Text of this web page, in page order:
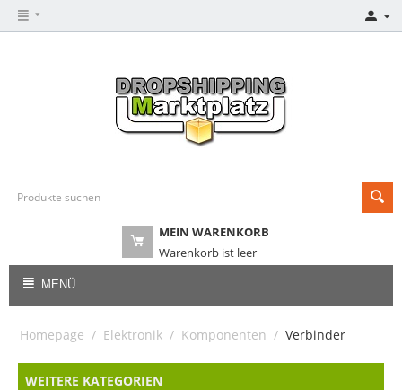
MEIN WARENKORB
Warenkorb ist leer
MENÜ
Homepage / Elektronik / Komponenten / Verbinder
WEITERE KATEGORIEN